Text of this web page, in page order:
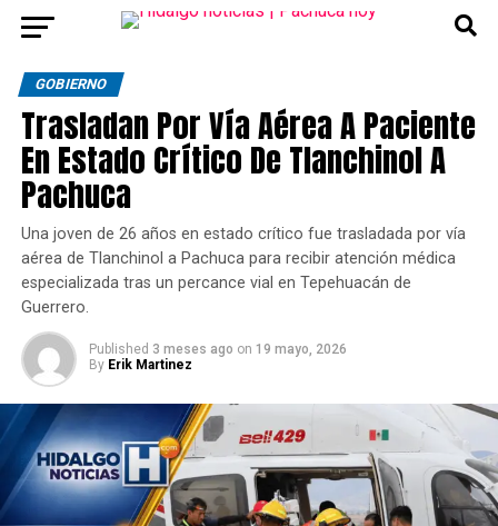
GOBIERNO
Trasladan Por Vía Aérea A Paciente
En Estado Crítico De Tlanchinol A
Pachuca
Una joven de 26 años en estado crítico fue trasladada por vía
aérea de Tlanchinol a Pachuca para recibir atención médica
especializada tras un percance vial en Tepehuacán de
Guerrero.
Published 3 meses ago on 19 mayo, 2026
By Erik Martinez